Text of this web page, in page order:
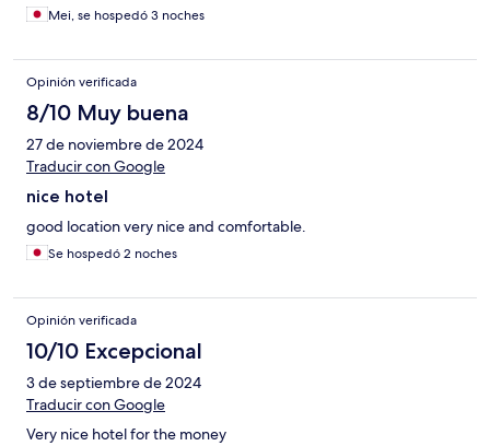
Mei, se hospedó 3 noches
Opinión verificada
8/10 Muy buena
27 de noviembre de 2024
Traducir con Google
nice hotel
good location very nice and comfortable.
Se hospedó 2 noches
Opinión verificada
10/10 Excepcional
3 de septiembre de 2024
Traducir con Google
Very nice hotel for the money